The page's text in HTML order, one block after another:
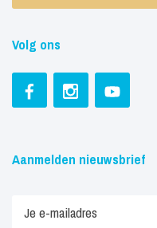
Volg ons
Aanmelden nieuwsbrief